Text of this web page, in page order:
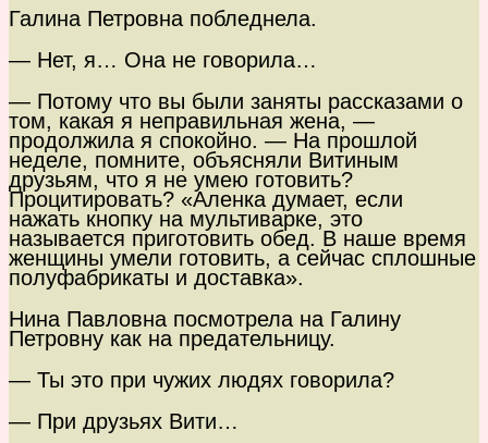
Галина Петровна побледнела.
— Нет, я… Она не говорила…
— Потому что вы были заняты рассказами о
том, какая я неправильная жена, —
продолжила я спокойно. — На прошлой
неделе, помните, объясняли Витиным
друзьям, что я не умею готовить?
Процитировать? «Аленка думает, если
нажать кнопку на мультиварке, это
называется приготовить обед. В наше время
женщины умели готовить, а сейчас сплошные
полуфабрикаты и доставка».
Нина Павловна посмотрела на Галину
Петровну как на предательницу.
— Ты это при чужих людях говорила?
— При друзьях Вити…